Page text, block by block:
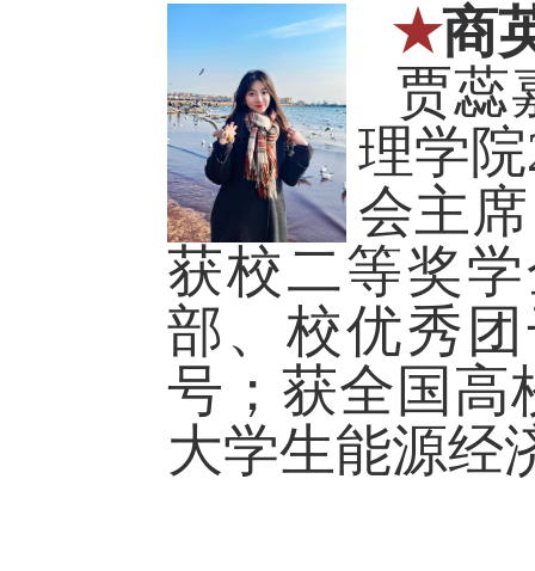
★商
贾蕊
理学
会主
获校二等奖
部、校优秀
号；获全国高
大学生能源经